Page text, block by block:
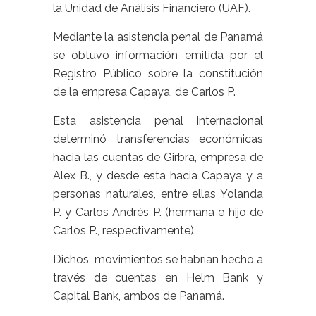
la Unidad de Análisis Financiero (UAF).
Mediante la asistencia penal de Panamá
se obtuvo información emitida por el
Registro Público sobre la constitución
de la empresa Capaya, de Carlos P.
Esta asistencia penal internacional
determinó transferencias económicas
hacia las cuentas de Girbra, empresa de
Alex B., y desde esta hacia Capaya y a
personas naturales, entre ellas Yolanda
P. y Carlos Andrés P. (hermana e hijo de
Carlos P., respectivamente).
Dichos movimientos se habrían hecho a
través de cuentas en Helm Bank y
Capital Bank, ambos de Panamá.